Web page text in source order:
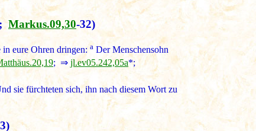
Markus.09,30-32)
in eure Ohren dringen: a Der Menschensohn
; ⇒ jl.ev05.242,05a*;
sie fürchteten sich, ihn nach diesem Wort zu